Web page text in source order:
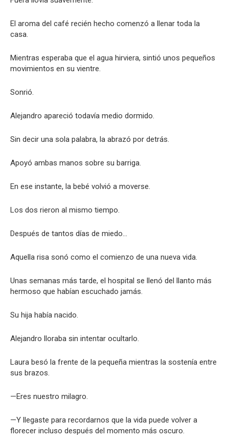
El aroma del café recién hecho comenzó a llenar toda la
casa.
Mientras esperaba que el agua hirviera, sintió unos pequeños
movimientos en su vientre.
Sonrió.
Alejandro apareció todavía medio dormido.
Sin decir una sola palabra, la abrazó por detrás.
Apoyó ambas manos sobre su barriga.
En ese instante, la bebé volvió a moverse.
Los dos rieron al mismo tiempo.
Después de tantos días de miedo…
Aquella risa sonó como el comienzo de una nueva vida.
Unas semanas más tarde, el hospital se llenó del llanto más
hermoso que habían escuchado jamás.
Su hija había nacido.
Alejandro lloraba sin intentar ocultarlo.
Laura besó la frente de la pequeña mientras la sostenía entre
sus brazos.
—Eres nuestro milagro.
—Y llegaste para recordarnos que la vida puede volver a
florecer incluso después del momento más oscuro.